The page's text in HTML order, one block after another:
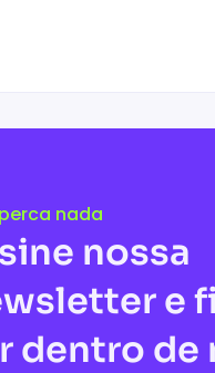
conteúdo
nada
nossa
e
dentro de